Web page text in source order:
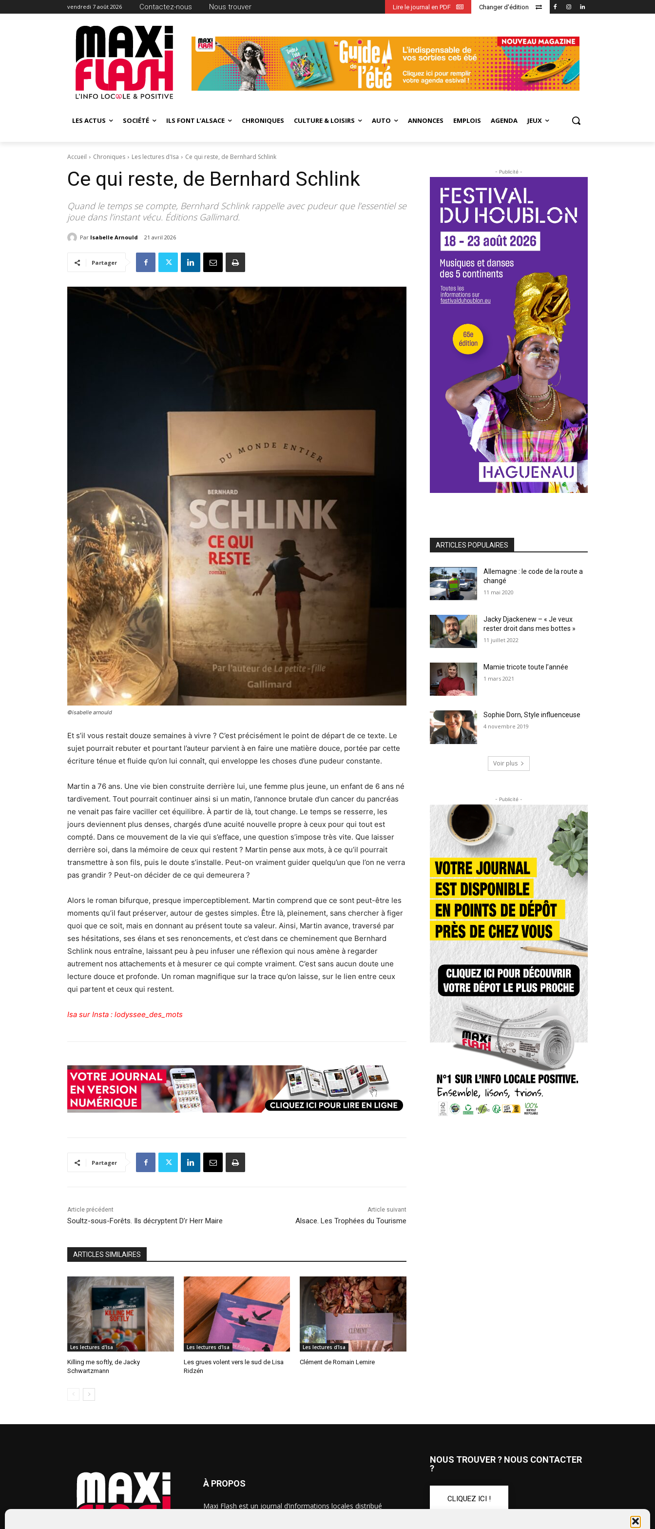
vendredi 7 août 2026 Contactez-nous Nous trouver Changer d'édition
Lire le journal en PDF
LES ACTUS SOCIÉTÉ ILS FONT L’ALSACE CHRONIQUES CULTURE & LOISIRS AUTO ANNONCES EMPLOIS AGENDA JEUX
Accueil Chroniques Les lectures d'Isa Ce qui reste, de Bernhard Schlink
Ce qui reste, de Bernhard Schlink
Quand le temps se compte, Bernhard Schlink rappelle avec pudeur que l’essentiel se
joue dans l’instant vécu. Éditions Gallimard.
Par Isabelle Arnould 21 avril 2026
Partager
©isabelle arnould
Et s’il vous restait douze semaines à vivre ? C’est précisément le point de départ de ce texte. Le
sujet pourrait rebuter et pourtant l’auteur parvient à en faire une matière douce, portée par cette
écriture ténue et fluide qu’on lui connaît, qui enveloppe les choses d’une pudeur constante.
Martin a 76 ans. Une vie bien construite derrière lui, une femme plus jeune, un enfant de 6 ans né
tardivement. Tout pourrait continuer ainsi si un matin, l’annonce brutale d’un cancer du pancréas
ne venait pas faire vaciller cet équilibre. À partir de là, tout change. Le temps se resserre, les
jours deviennent plus denses, chargés d’une acuité nouvelle propre à ceux pour qui tout est
compté. Dans ce mouvement de la vie qui s’efface, une question s’impose très vite. Que laisser
derrière soi, dans la mémoire de ceux qui restent ? Martin pense aux mots, à ce qu’il pourrait
transmettre à son fils, puis le doute s’installe. Peut-on vraiment guider quelqu’un que l’on ne verra
pas grandir ? Peut-on décider de ce qui demeurera ?
Alors le roman bifurque, presque imperceptiblement. Martin comprend que ce sont peut-être les
moments qu’il faut préserver, autour de gestes simples. Être là, pleinement, sans chercher à figer
quoi que ce soit, mais en donnant au présent toute sa valeur. Ainsi, Martin avance, traversé par
ses hésitations, ses élans et ses renoncements, et c’est dans ce cheminement que Bernhard
Schlink nous entraîne, laissant peu à peu infuser une réflexion qui nous amène à regarder
autrement nos attachements et à mesurer ce qui compte vraiment. C’est sans aucun doute une
lecture douce et profonde. Un roman magnifique sur la trace qu’on laisse, sur le lien entre ceux
qui partent et ceux qui restent.
Isa sur Insta : lodyssee_des_mots
Partager
Article précédent
Soultz-sous-Forêts. Ils décryptent D’r Herr Maire
Article suivant
Alsace. Les Trophées du Tourisme
ARTICLES SIMILAIRES
Les lectures d'Isa
Killing me softly, de Jacky
Schwartzmann
Les lectures d'Isa
Les grues volent vers le sud de Lisa
Ridzén
Les lectures d'Isa
Clément de Romain Lemire
- Publicité -
ARTICLES POPULAIRES
Allemagne : le code de la route a
changé
11 mai 2020
Jacky Djackenew – « Je veux
rester droit dans mes bottes »
11 juillet 2022
Mamie tricote toute l’année
1 mars 2021
Sophie Dorn, Style influenceuse
4 novembre 2019
Voir plus
- Publicité -
À PROPOS
Maxi Flash est un journal d’informations locales distribué
NOUS TROUVER ? NOUS CONTACTER
?
CLIQUEZ ICI !